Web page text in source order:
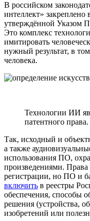
В российском
интеллект»
утверждённой Указом
Это комплекс
имитировать
нужный результат, в
человека.
Технологии ИИ
патентного права.
Так, исходный и
а также
использования ПО,
произведениями. Права
регистрации, но ПО и
включить в реестры
обеспечения, способы
решения (устройства,
изобретений или